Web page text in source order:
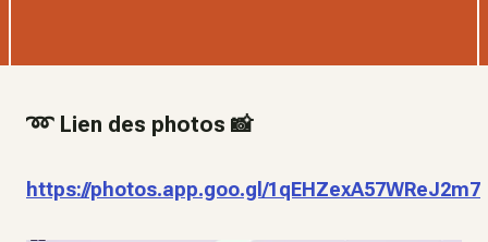
➿ Lien des photos 📸
https://photos.app.goo.gl/1qEHZexA57WReJ2m7